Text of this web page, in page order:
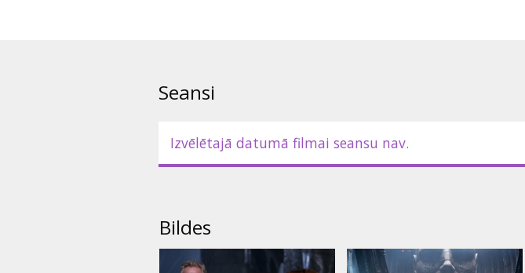
Seansi
Izvēlētajā datumā filmai seansu nav.
Bildes